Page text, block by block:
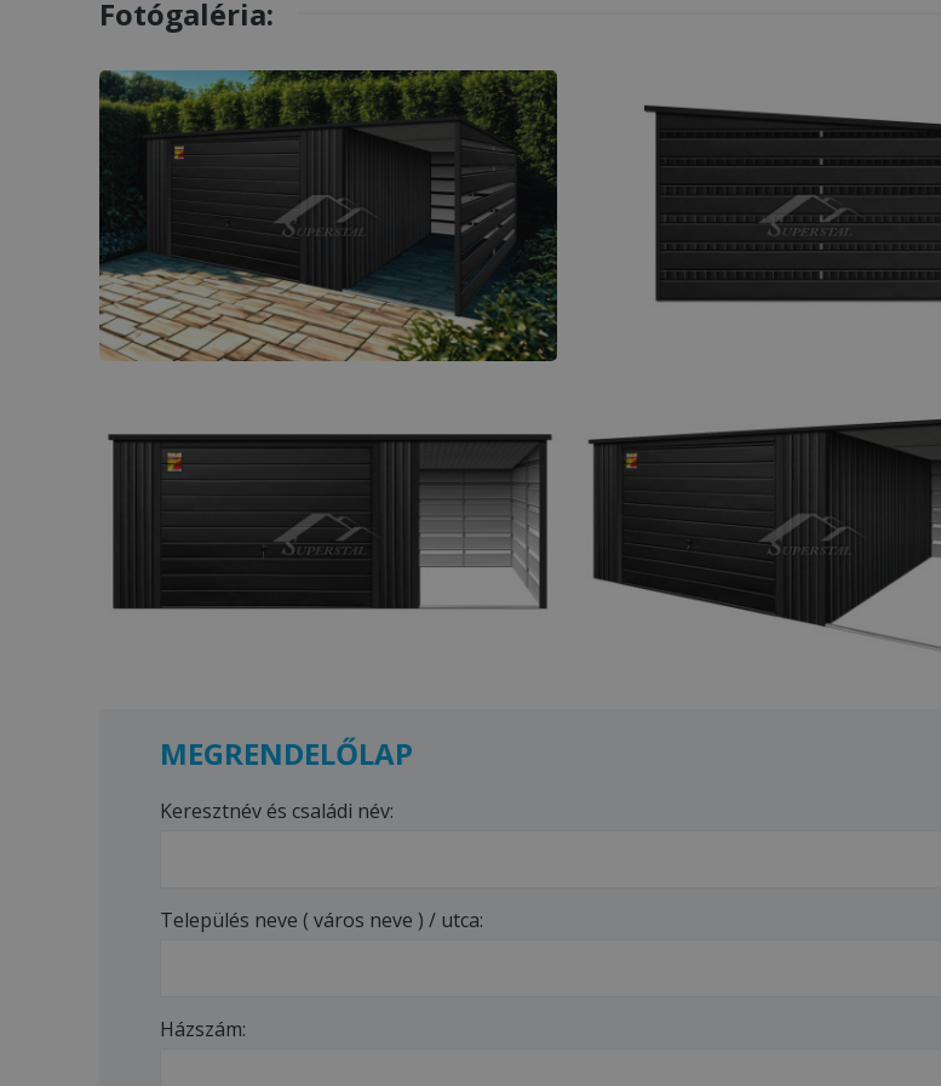
Fotógaléria:
MEGRENDELŐLAP
Keresztnév és családi név:
Település neve ( város neve ) / utca:
Házszám: